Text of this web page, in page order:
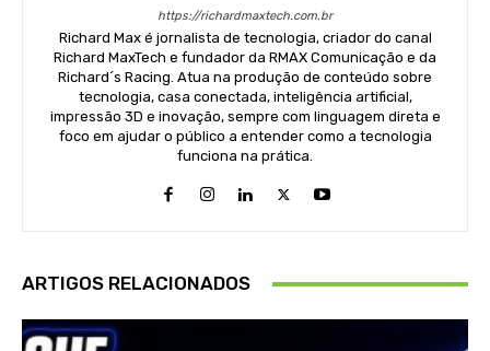
https://richardmaxtech.com.br
Richard Max é jornalista de tecnologia, criador do canal
Richard MaxTech e fundador da RMAX Comunicação e da
Richard´s Racing. Atua na produção de conteúdo sobre
tecnologia, casa conectada, inteligência artificial,
impressão 3D e inovação, sempre com linguagem direta e
foco em ajudar o público a entender como a tecnologia
funciona na prática.
ARTIGOS RELACIONADOS